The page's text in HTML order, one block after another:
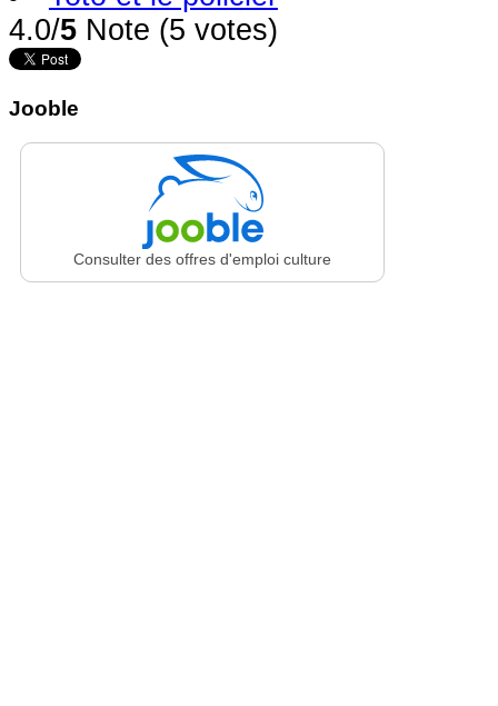
4.0/5 Note (5 votes)
Jooble
Consulter des offres d'emploi culture